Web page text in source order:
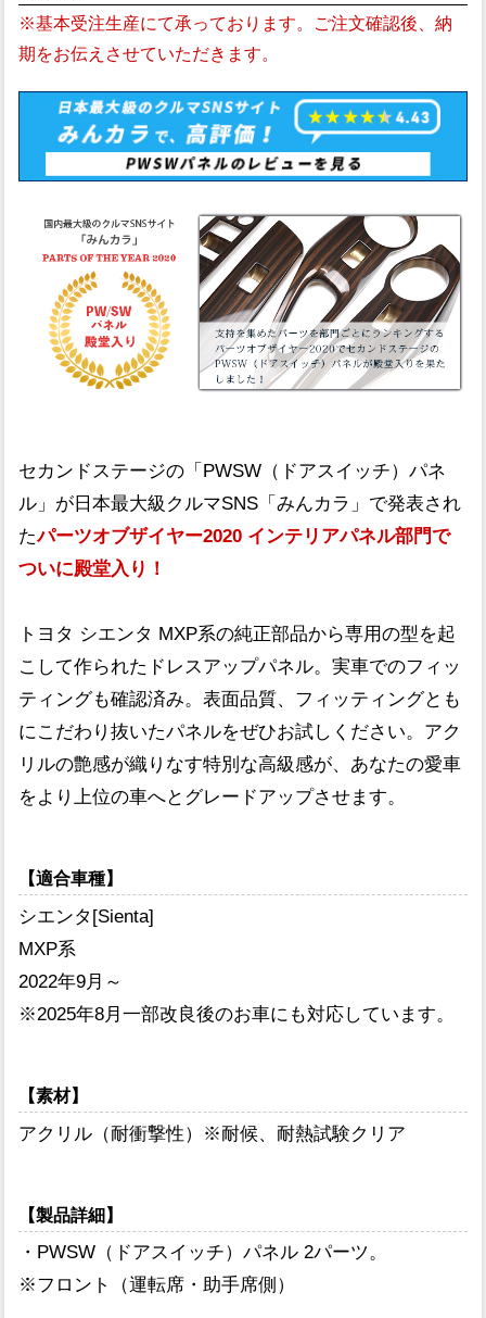
※基本受注生産にて承っております。ご注文確認後、納
期をお伝えさせていただきます。
セカンドステージの「PWSW（ドアスイッチ）パネ
ル」が日本最大級クルマSNS「みんカラ」で発表され
たパーツオブザイヤー2020 インテリアパネル部門で
ついに殿堂入り！
トヨタ シエンタ MXP系の純正部品から専用の型を起
こして作られたドレスアップパネル。実車でのフィッ
ティングも確認済み。表面品質、フィッティングとも
にこだわり抜いたパネルをぜひお試しください。アク
リルの艶感が織りなす特別な高級感が、あなたの愛車
をより上位の車へとグレードアップさせます。
【適合車種】
シエンタ[Sienta]
MXP系
2022年9月～
※2025年8月一部改良後のお車にも対応しています。
【素材】
アクリル（耐衝撃性）※耐候、耐熱試験クリア
【製品詳細】
・PWSW（ドアスイッチ）パネル 2パーツ。
※フロント（運転席・助手席側）